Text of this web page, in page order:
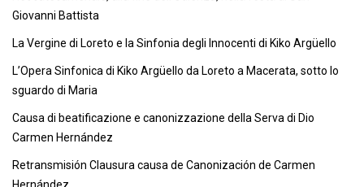
Giovanni Battista
La Vergine di Loreto e la Sinfonia degli Innocenti di Kiko Argüello
L’Opera Sinfonica di Kiko Argüello da Loreto a Macerata, sotto lo
sguardo di Maria
Causa di beatificazione e canonizzazione della Serva di Dio
Carmen Hernández
Retransmisión Clausura causa de Canonización de Carmen